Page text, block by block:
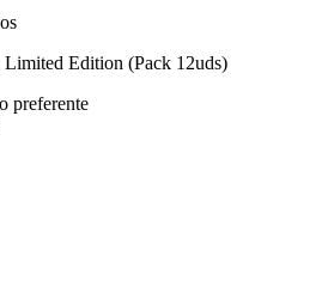
Edition (Pack 12uds)
preferente